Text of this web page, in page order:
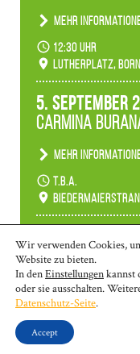
Mehr
Anlässlicher der
spielen wir noch
12:30 Uhr
Lutherplatz,
5. September
Carmina
Mehr
Tanztheater der
t.b.a.
© 2026 | Borna: 03433-26
03425-90 58 10
Wir verwenden Cookies,
Website zu bieten.
In denEinstellungenkannst
oder sie ausschalten.
Datenschutz-Seite.
Accept